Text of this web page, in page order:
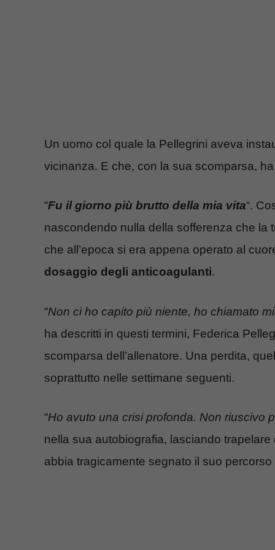
Un uomo col quale la Pellegrini aveva
vicinanza. E che, con la sua scomparsa,
“Fu il giorno più brutto della mia vita“.
nascondendo nulla della sofferenza che la
che all’epoca si era appena operato al
dosaggio degli anticoagulanti.
“Non ci ho capito più niente, ho chiamato
ha descritti in questi termini, Federica
scomparsa dell’allenatore. Una perdita,
soprattutto nelle settimane seguenti.
“Ho avuto una crisi profonda. Non riuscivo
nella sua autobiografia, lasciando
abbia tragicamente segnato il suo